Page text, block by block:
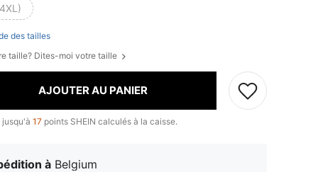
des tailles
taille? Dites-moi votre taille
AJOUTER AU PANIER
jusqu'à 17 points SHEIN calculés à la caisse.
à Belgium